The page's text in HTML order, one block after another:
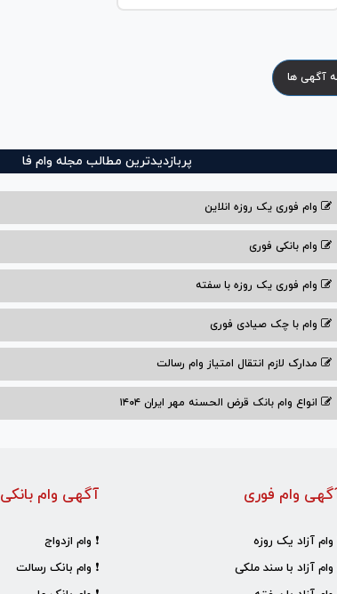
آگهی ها
پربازدیدترین مطالب مجله وام فا
وام فوری یک روزه انلاین
وام بانکی فوری
وام فوری یک روزه با سفته
وام با‌ چک صیادی‌ فوری
مدارک لازم انتقال امتیاز وام رسالت
انواع وام بانک قرض الحسنه مهر ایران ۱۴۰۴
آگهی وام بانکی
❗ وام ازدواج
❗ وام بانک رسالت
وام فوری
وام آزاد یک روزه
وام آزاد با سند ملکی